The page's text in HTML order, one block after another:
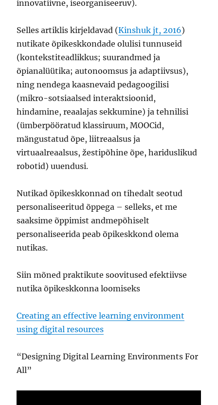
innovatiivne, iseorganiseeruv).
Selles artiklis kirjeldavad (Kinshuk jt, 2016)
nutikate õpikeskkondade olulisi tunnuseid
(kontekstiteadlikkus; suurandmed ja
õpianalüütika; autonoomsus ja adaptiivsus),
ning nendega kaasnevaid pedagoogilisi
(mikro-sotsiaalsed interaktsioonid,
hindamine, reaalajas sekkumine) ja tehnilisi
(ümberpööratud klassiruum, MOOCid,
mängustatud õpe, liitreaalsus ja
virtuaalreaalsus, žestipõhine õpe, hariduslikud
robotid) uuendusi.
Nutikad õpikeskkonnad on tihedalt seotud
personaliseeritud õppega – selleks, et me
saaksime õppimist andmepõhiselt
personaliseerida peab õpikeskkond olema
nutikas.
Siin mõned praktikute soovitused efektiivse
nutika õpikeskkonna loomiseks
Creating an effective learning environment
using digital resources
“Designing Digital Learning Environments For
All”